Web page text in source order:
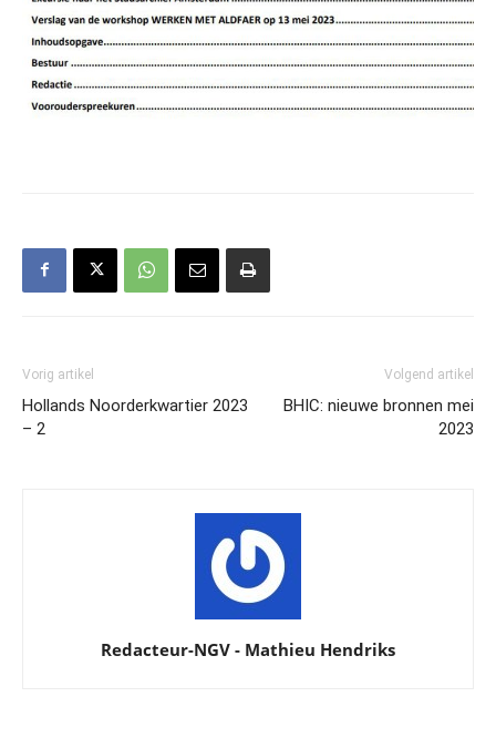
Vorig artikel
Hollands Noorderkwartier 2023
– 2
Volgend artikel
BHIC: nieuwe bronnen mei
2023
Redacteur-NGV - Mathieu Hendriks